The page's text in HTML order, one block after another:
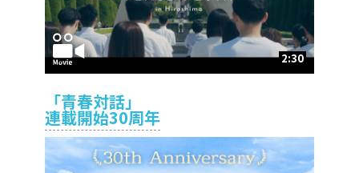
2:30
「青春対話」
連載開始30周年